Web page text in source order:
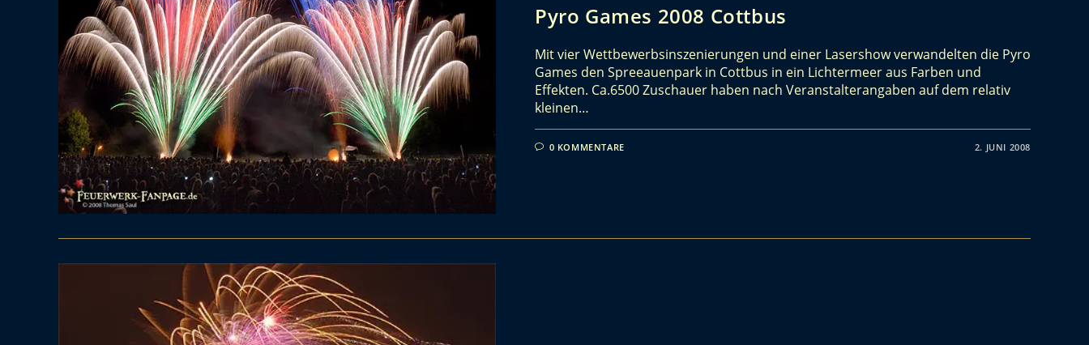
Pyro Games 2008 Cottbus
Mit vier Wettbewerbsinszenierungen und einer Lasershow verwandelten die Pyro
Games den Spreeauenpark in Cottbus in ein Lichtermeer aus Farben und
Effekten. Ca.6500 Zuschauer haben nach Veranstalterangaben auf dem relativ
kleinen…
0 KOMMENTARE 2. JUNI 2008